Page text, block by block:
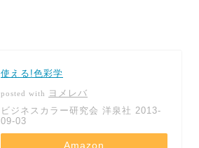
使える!色彩学
posted with
ヨメレバ
ビジネスカラー研究会 洋泉社 2013-
09-03
Amazon